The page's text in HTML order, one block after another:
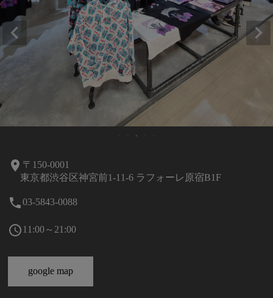
room 〒150-0001
東京都渋谷区神宮前1-11-6 ラフォーレ原宿B1F
local_phone03-5843-0088
schedule 11:00～21:00
google map